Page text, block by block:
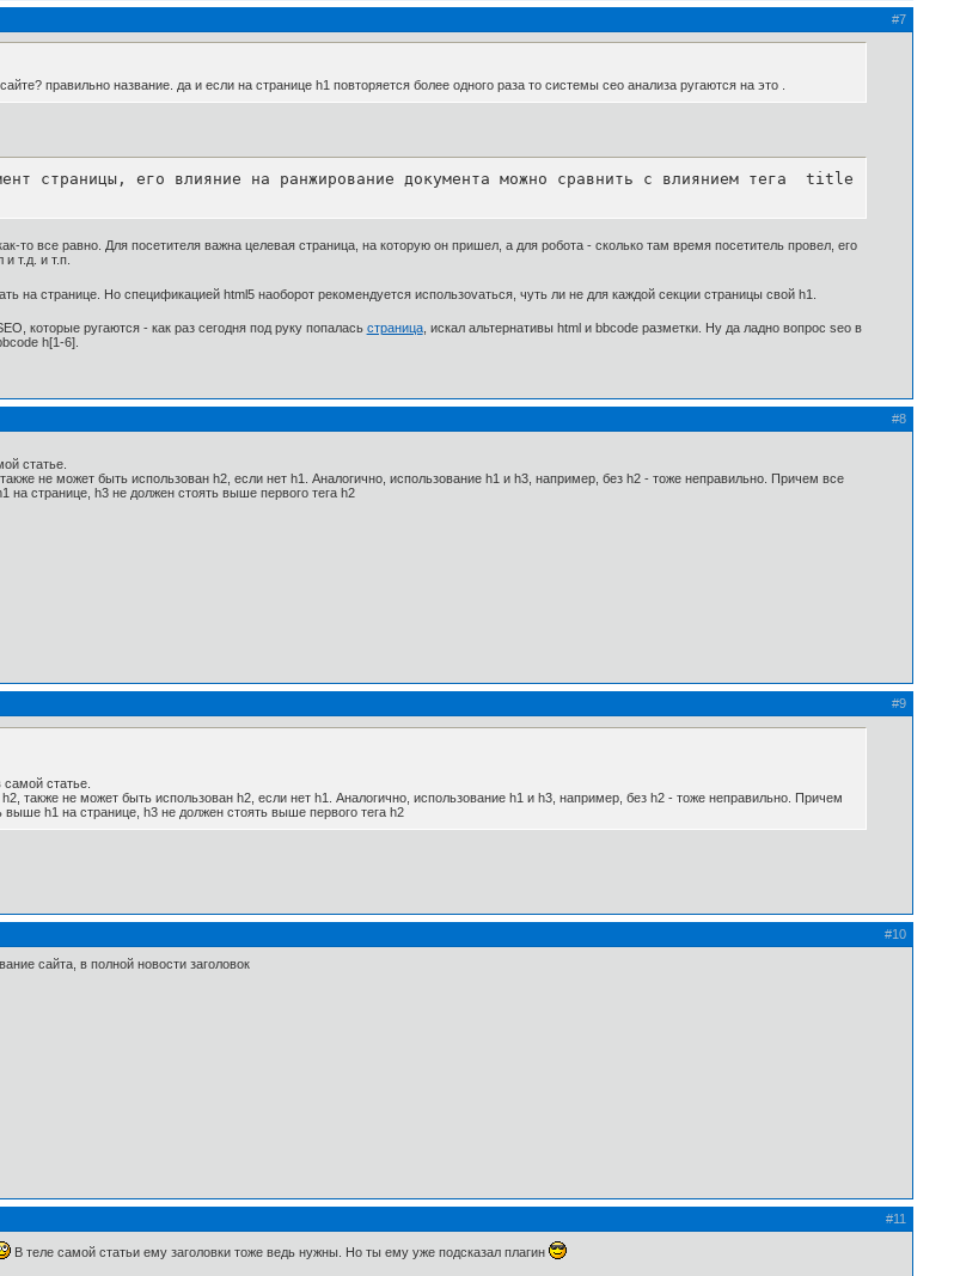
#7
правильно название. да и если на странице h1 повторяется более одного раза то системы сео анализа ругаются на это .
страницы, его влияние на ранжирование документа можно сравнить с влиянием тега  title . Это
то все равно. Для посетителя важна целевая страница, на которую он пришел, а для робота - сколько там время посетитель провел, его
т.д. и т.п.
на странице. Но спецификацией html5 наоборот рекомендуется использоvаться, чуть ли не для каждой секции страницы свой h1.
которые ругаются - как раз сегодня под руку попалась страница, искал альтернативы html и bbcode разметки. Ну да ладно вопрос seo в
h[1-6].
#8
статье.
не может быть использован h2, если нет h1. Аналогично, использование h1 и h3, например, без h2 - тоже неправильно. Причем все
на странице, h3 не должен стоять выше первого тега h2
#9
статье.
также не может быть использован h2, если нет h1. Аналогично, использование h1 и h3, например, без h2 - тоже неправильно. Причем
выше h1 на странице, h3 не должен стоять выше первого тега h2
#10
сайта, в полной новости заголовок
#11
В теле самой статьи ему заголовки тоже ведь нужны. Но ты ему уже подсказал плагин